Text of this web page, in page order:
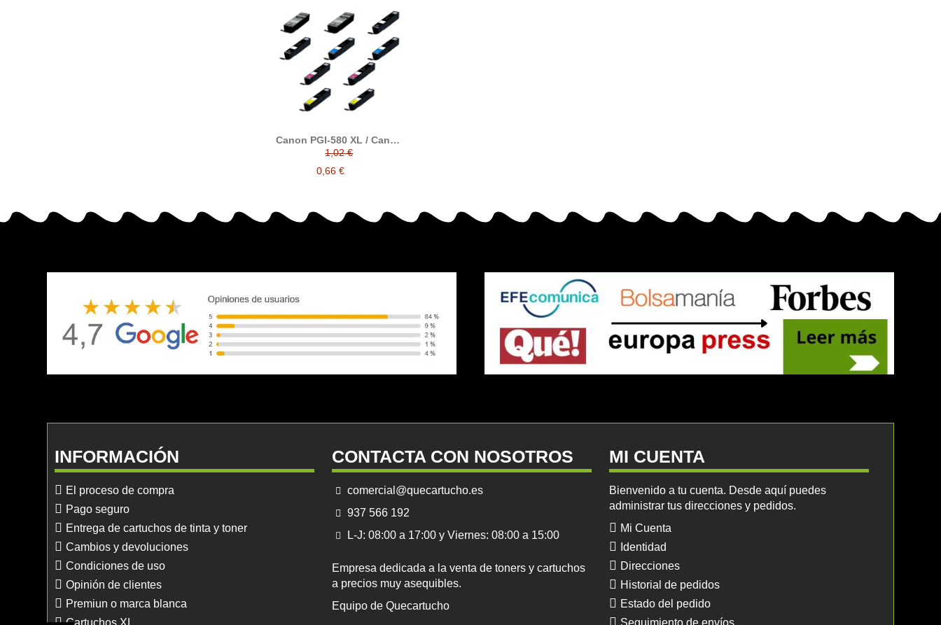
Canon PGI-580 XL / Canon
CLI-581 XXL cartuchos de
tinta compatibles
1,02 €
0,66 €
INFORMACIÓN
El proceso de compra
Pago seguro
Entrega de cartuchos de tinta y toner
Cambios y devoluciones
Condiciones de uso
Opinión de clientes
Premiun o marca blanca
Cartuchos XL
CONTACTA CON NOSOTROS
comercial@quecartucho.es
937 566 192
L-J: 08:00 a 17:00 y Viernes: 08:00 a 15:00
Empresa dedicada a la venta de toners y cartuchos
a precios muy asequibles.
Equipo de Quecartucho
MI CUENTA
Bienvenido a tu cuenta. Desde aquí puedes
administrar tus direcciones y pedidos.
Mi Cuenta
Identidad
Direcciones
Historial de pedidos
Estado del pedido
Seguimiento de envíos